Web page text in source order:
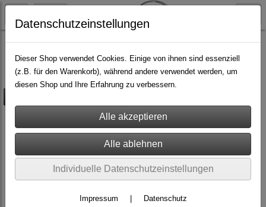
Kurse
Datenschutzeinstellungen
Dieser Shop verwendet Cookies. Einige von ihnen sind essenziell
(z.B. für den Warenkorb), während andere verwendet werden, um
diesen Shop und Ihre Erfahrung zu verbessern.
Individuelle Datenschutzeinstellungen
Impressum Datenschutz